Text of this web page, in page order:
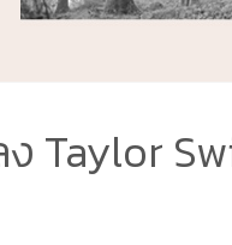
Taylor